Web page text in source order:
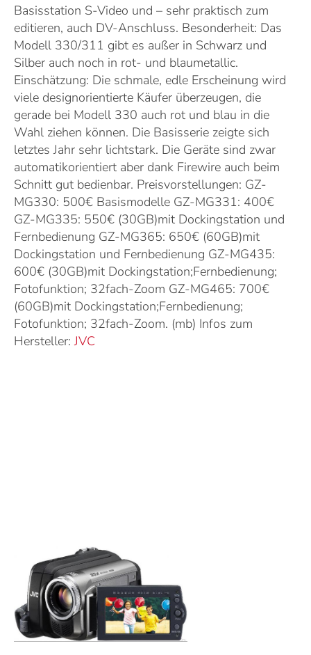
Basisstation S-Video und – sehr praktisch zum
editieren, auch DV-Anschluss. Besonderheit: Das
Modell 330/311 gibt es außer in Schwarz und
Silber auch noch in rot- und blaumetallic.
Einschätzung: Die schmale, edle Erscheinung wird
viele designorientierte Käufer überzeugen, die
gerade bei Modell 330 auch rot und blau in die
Wahl ziehen können. Die Basisserie zeigte sich
letztes Jahr sehr lichtstark. Die Geräte sind zwar
automatikorientiert aber dank Firewire auch beim
Schnitt gut bedienbar. Preisvorstellungen: GZ-
MG330: 500€ Basismodelle GZ-MG331: 400€
GZ-MG335: 550€ (30GB)mit Dockingstation und
Fernbedienung GZ-MG365: 650€ (60GB)mit
Dockingstation und Fernbedienung GZ-MG435:
600€ (30GB)mit Dockingstation;Fernbedienung;
Fotofunktion; 32fach-Zoom GZ-MG465: 700€
(60GB)mit Dockingstation;Fernbedienung;
Fotofunktion; 32fach-Zoom. (mb) Infos zum
Hersteller:JVC